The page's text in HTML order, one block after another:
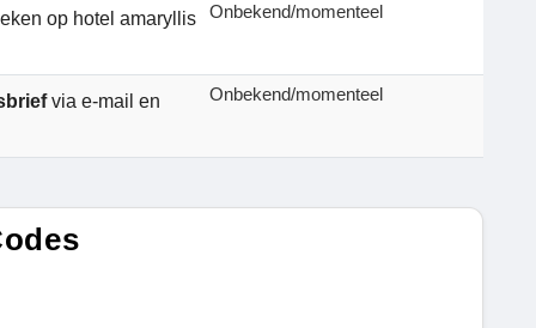
op hotel amaryllis
Onbekend/momenteel
via e-mail en
Onbekend/momenteel